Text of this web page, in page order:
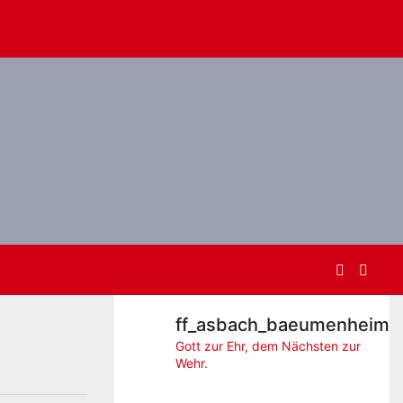
ff_asbach_baeumenheim
Gott zur Ehr, dem Nächsten zur
Wehr.